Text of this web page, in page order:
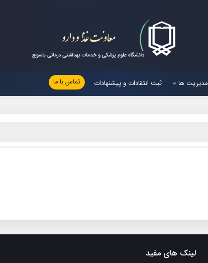
مدیریت ها ثبت انتقادات و پیشنهادات تماس با ما
لینک های مفید